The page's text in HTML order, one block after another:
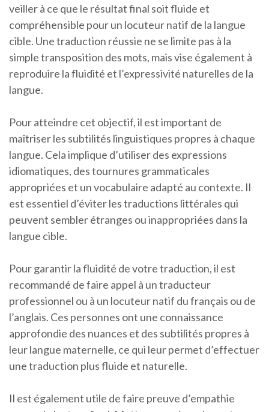
veiller à ce que le résultat final soit fluide et
compréhensible pour un locuteur natif de la langue
cible. Une traduction réussie ne se limite pas à la
simple transposition des mots, mais vise également à
reproduire la fluidité et l’expressivité naturelles de la
langue.
Pour atteindre cet objectif, il est important de
maîtriser les subtilités linguistiques propres à chaque
langue. Cela implique d’utiliser des expressions
idiomatiques, des tournures grammaticales
appropriées et un vocabulaire adapté au contexte. Il
est essentiel d’éviter les traductions littérales qui
peuvent sembler étranges ou inappropriées dans la
langue cible.
Pour garantir la fluidité de votre traduction, il est
recommandé de faire appel à un traducteur
professionnel ou à un locuteur natif du français ou de
l’anglais. Ces personnes ont une connaissance
approfondie des nuances et des subtilités propres à
leur langue maternelle, ce qui leur permet d’effectuer
une traduction plus fluide et naturelle.
Il est également utile de faire preuve d’empathie